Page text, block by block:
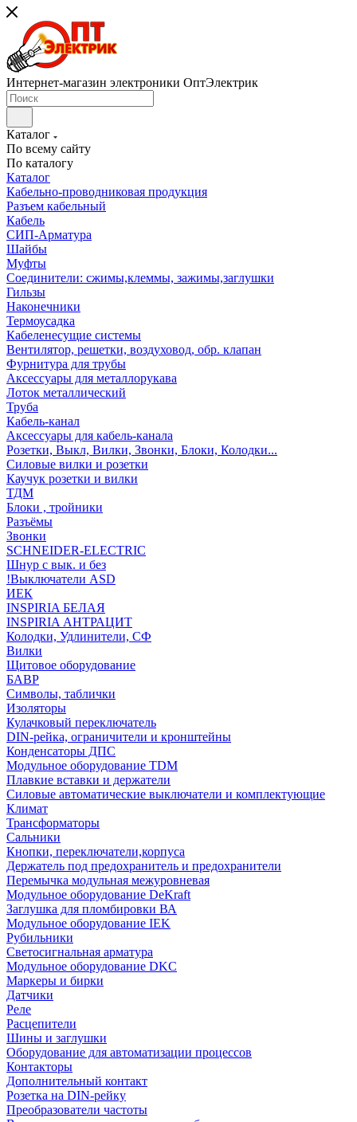
Интернет-магазин электроники ОптЭлектрик
Каталог
По всему сайту
По каталогу
Каталог
Кабельно-проводниковая продукция
Разъем кабельный
Кабель
СИП-Арматура
Шайбы
Муфты
Соединители: сжимы,клеммы, зажимы,заглушки
Гильзы
Наконечники
Термоусадка
Кабеленесущие системы
Вентилятор, решетки, воздуховод, обр. клапан
Фурнитура для трубы
Аксессуары для металлорукава
Лоток металлический
Труба
Кабель-канал
Аксессуары для кабель-канала
Розетки, Выкл, Вилки, Звонки, Блоки, Колодки...
Силовые вилки и розетки
Каучук розетки и вилки
ТДМ
Блоки , тройники
Разъёмы
Звонки
SCHNEIDER-ELECTRIC
Шнур с вык. и без
!Выключатели ASD
ИЕК
INSPIRIA БЕЛАЯ
INSPIRIA АНТРАЦИТ
Колодки, Удлинители, СФ
Вилки
Щитовое оборудование
БАВР
Символы, таблички
Изоляторы
Кулачковый переключатель
DIN-рейка, ограничители и кронштейны
Конденсаторы ДПС
Модульное оборудование TDM
Плавкие вставки и держатели
Силовые автоматические выключатели и комплектующие
Климат
Трансформаторы
Сальники
Кнопки, переключатели,корпуса
Держатель под предохранитель и предохранители
Перемычка модульная межуровневая
Модульное оборудование DeKraft
Заглушка для пломбировки ВА
Модульное оборудование IEK
Рубильники
Светосигнальная арматура
Модульное оборудование DKC
Маркеры и бирки
Датчики
Реле
Расцепители
Шины и заглушки
Оборудование для автоматизации процессов
Контакторы
Дополнительный контакт
Розетка на DIN-рейку
Преобразователи частоты